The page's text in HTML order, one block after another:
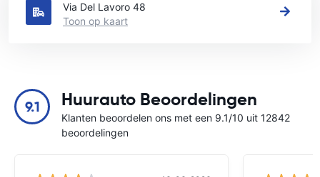
Via Del Lavoro 48
Toon op kaart
9.1 Huurauto Beoordelingen
Klanten beoordelen ons met een 9.1/10 uit 12842
beoordelingen